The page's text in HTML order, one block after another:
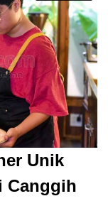
Unik
Canggih